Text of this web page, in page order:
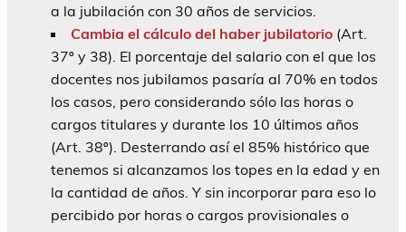
a la jubilación con 30 años de servicios.
Cambia el cálculo del haber jubilatorio (Art.
37º y 38). El porcentaje del salario con el que los
docentes nos jubilamos pasaría al 70% en todos
los casos, pero considerando sólo las horas o
cargos titulares y durante los 10 últimos años
(Art. 38º). Desterrando así el 85% histórico que
tenemos si alcanzamos los topes en la edad y en
la cantidad de años. Y sin incorporar para eso lo
percibido por horas o cargos provisionales o